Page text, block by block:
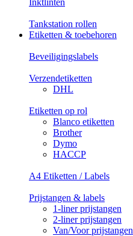
Inktlinten
Tankstation rollen
Etiketten & toebehoren
Beveiligingslabels
Verzendetiketten
DHL
Etiketten op rol
Blanco etiketten
Brother
Dymo
HACCP
A4 Etiketten / Labels
Prijstangen & labels
1-liner prijstangen
2-liner prijstangen
Van/Voor prijstangen